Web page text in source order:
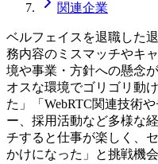
関連企業
ベルフェイスを退職した
務内容のミスマッチやキ
境や事業・方針への懸念
オスな環境でゴリゴリ動
た」「WebRTC関連技術
ー、採用活動など多様な
チすると仕事が楽しく、
かけになった」と挑戦機